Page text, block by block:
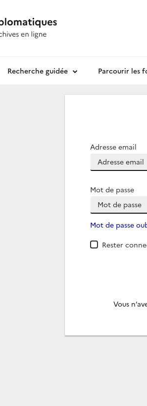
Recherche guidée Parcourir les
Adresse email
Mot de passe
Mot de passe
Rester
Vous